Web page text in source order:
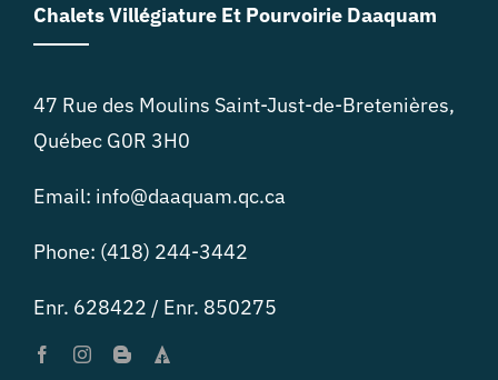
Chalets Villégiature Et Pourvoirie Daaquam
47 Rue des Moulins Saint-Just-de-Bretenières,
Québec G0R 3H0
Email: info@daaquam.qc.ca
Phone: (418) 244-3442
Enr. 628422 / Enr. 850275